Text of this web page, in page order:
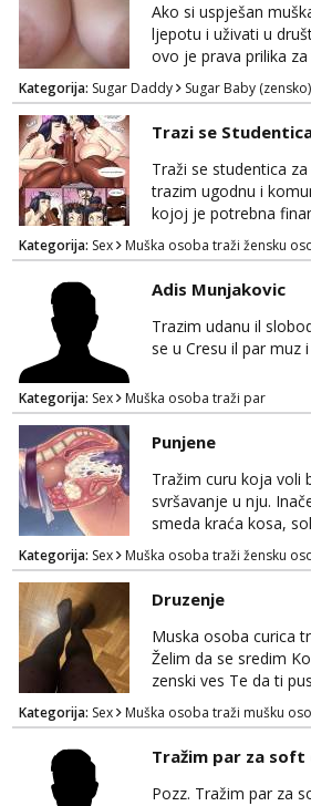
Ako si uspješan
ljepotu i uživati u
ovo je prava prilika
prekrasnim licem,
kosom i fit figurom.
guza je, bez lažne
forma. Diskretno i
stil, bez dugačkih
javnih pojavljivanja.
ugo...
Kategorija: Sugar Daddy Sugar Baby (zensko)
Trazi se
Traži se studentica
trazim ugodnu i
kojoj je potrebna
povremeno druženje
odličan honorar po
zainteresirana i želiš
se telegram +385 99
zajamčena.
Kategorija: Sex Muška osoba traži žensku
Adis Munjakovic
Trazim udanu il
se u Cresu il par muz
Kategorija: Sex Muška osoba traži par
Punjene
Tražim curu koja voli
svršavanje u nju.
smeda kraća kosa,
Kategorija: Sex Muška osoba traži žensku
Druzenje
Muska osoba curica
Želim da se sredim
zenski ves Te da ti
tvoje zelje Moze i par
Do 40 god Javi sa na
Kategorija: Sex Muška osoba traži mušku
Tražim par za soft
Pozz. Tražim par za